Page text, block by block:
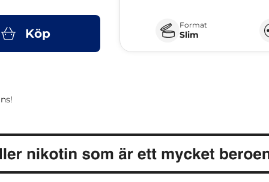
Format
Slim
Köp